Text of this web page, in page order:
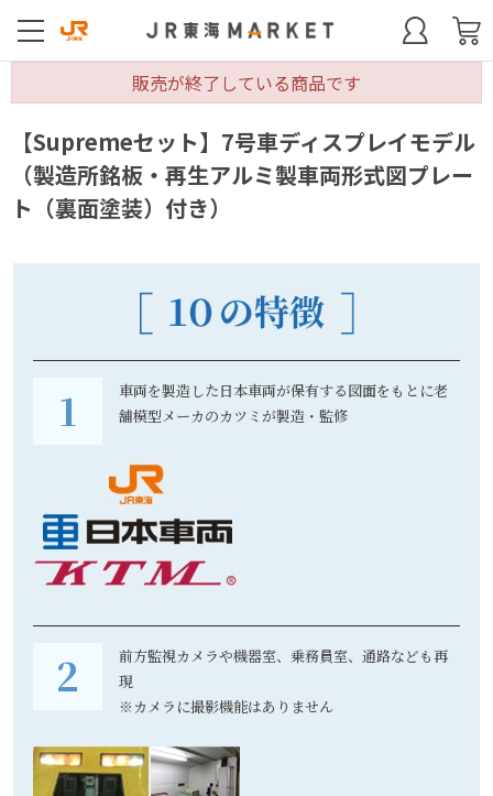
【Supremeセット】7号車ディスプレイモデル
（製造所銘板・再生アルミ製車両形式図プレー
ト（裏面塗装）付き）
車両を製造した日本車両が保有する図面をもとに老
舗模型メーカのカツミが製造・監修
前方監視カメラや機器室、乗務員室、通路なども再
現
※カメラに撮影機能はありません
販売が終了している商品です